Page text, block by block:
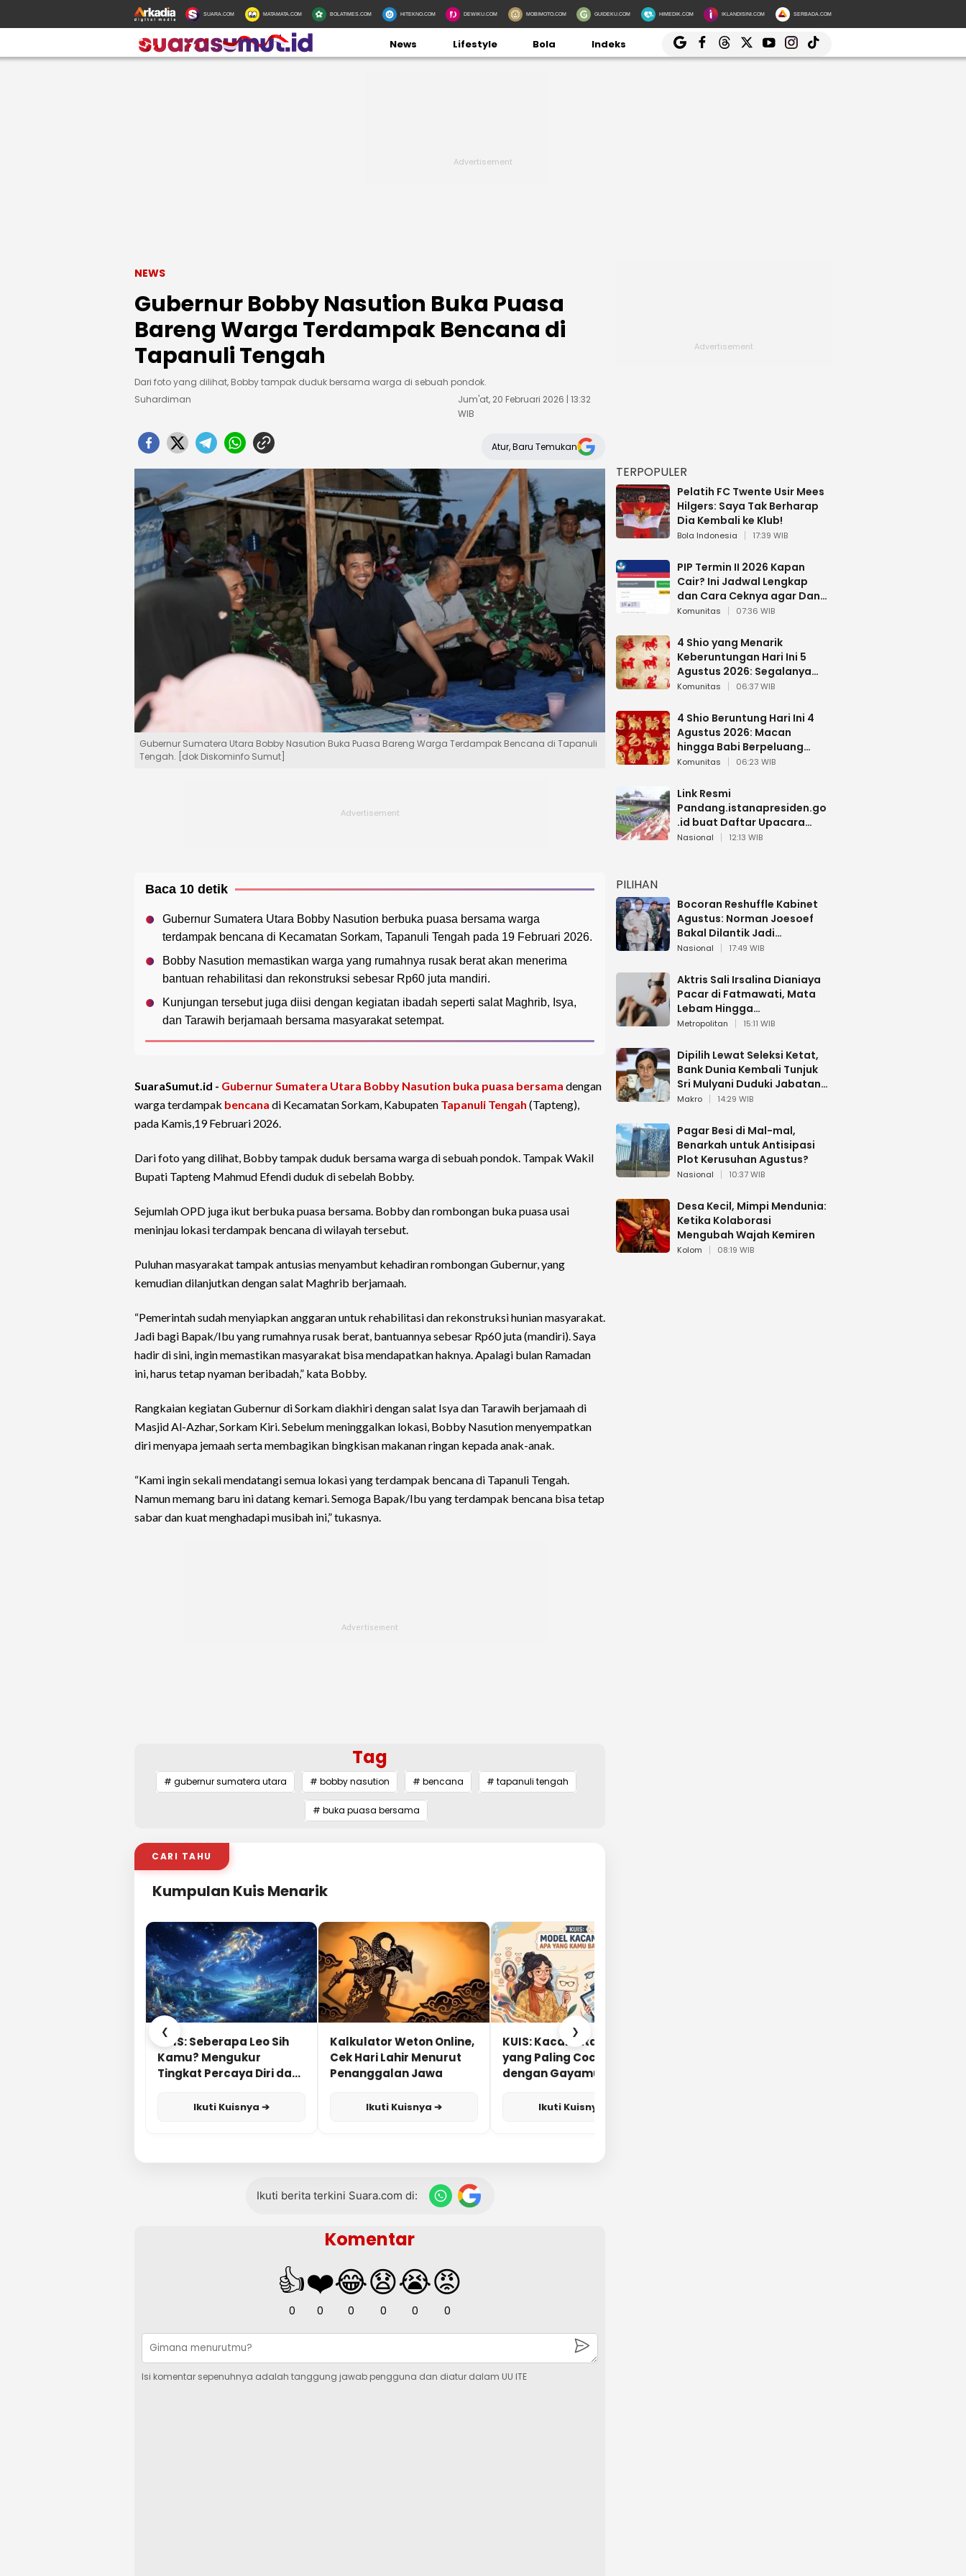
SUARA.COM MATAMATA.COM BOLATIMES.COM HITEKNO.COM DEWIKU.COM MOBIMOTO.COM GUIDEKU.COM HIMEDIK.COM IKLANDISINI.COM SERBADA.COM
News Lifestyle Bola Indeks
NEWS
Gubernur Bobby Nasution Buka Puasa
Bareng Warga Terdampak Bencana di
Tapanuli Tengah
Dari foto yang dilihat, Bobby tampak duduk bersama warga di sebuah pondok.
Suhardiman
Jum'at, 20 Februari 2026 | 13:32
WIB
Atur, Baru Temukan
Gubernur Sumatera Utara Bobby Nasution Buka Puasa Bareng Warga Terdampak Bencana di Tapanuli
Tengah. [dok Diskominfo Sumut]
Baca 10 detik
Gubernur Sumatera Utara Bobby Nasution berbuka puasa bersama warga
terdampak bencana di Kecamatan Sorkam, Tapanuli Tengah pada 19 Februari 2026.
Bobby Nasution memastikan warga yang rumahnya rusak berat akan menerima
bantuan rehabilitasi dan rekonstruksi sebesar Rp60 juta mandiri.
Kunjungan tersebut juga diisi dengan kegiatan ibadah seperti salat Maghrib, Isya,
dan Tarawih berjamaah bersama masyarakat setempat.
SuaraSumut.id - Gubernur Sumatera Utara Bobby Nasution buka puasa bersama dengan
warga terdampak bencana di Kecamatan Sorkam, Kabupaten Tapanuli Tengah (Tapteng),
pada Kamis,19 Februari 2026.
Dari foto yang dilihat, Bobby tampak duduk bersama warga di sebuah pondok. Tampak Wakil
Bupati Tapteng Mahmud Efendi duduk di sebelah Bobby.
Sejumlah OPD juga ikut berbuka puasa bersama. Bobby dan rombongan buka puasa usai
meninjau lokasi terdampak bencana di wilayah tersebut.
Puluhan masyarakat tampak antusias menyambut kehadiran rombongan Gubernur, yang
kemudian dilanjutkan dengan salat Maghrib berjamaah.
“Pemerintah sudah menyiapkan anggaran untuk rehabilitasi dan rekonstruksi hunian masyarakat.
Jadi bagi Bapak/Ibu yang rumahnya rusak berat, bantuannya sebesar Rp60 juta (mandiri). Saya
hadir di sini, ingin memastikan masyarakat bisa mendapatkan haknya. Apalagi bulan Ramadan
ini, harus tetap nyaman beribadah,” kata Bobby.
Rangkaian kegiatan Gubernur di Sorkam diakhiri dengan salat Isya dan Tarawih berjamaah di
Masjid Al-Azhar, Sorkam Kiri. Sebelum meninggalkan lokasi, Bobby Nasution menyempatkan
diri menyapa jemaah serta membagikan bingkisan makanan ringan kepada anak-anak.
“Kami ingin sekali mendatangi semua lokasi yang terdampak bencana di Tapanuli Tengah.
Namun memang baru ini datang kemari. Semoga Bapak/Ibu yang terdampak bencana bisa tetap
sabar dan kuat menghadapi musibah ini,” tukasnya.
Tag
# gubernur sumatera utara # bobby nasution # bencana # tapanuli tengah
# buka puasa bersama
CARI TAHU
Kumpulan Kuis Menarik
❮
KUIS: Seberapa Leo Sih
Kamu? Mengukur
Tingkat Percaya Diri dan
Ikuti Kuisnya ➔
Kalkulator Weton Online,
Cek Hari Lahir Menurut
Penanggalan Jawa
Ikuti Kuisnya ➔
KUIS: Kacamata Apa
yang Paling Cocok
dengan Gayamu?
Ikuti Kuisnya ➔
❯
Ikuti berita terkini Suara.com di:
Komentar
👍
0
❤️
0
😂
0
😧
0
😭
0
😡
0
Isi komentar sepenuhnya adalah tanggung jawab pengguna dan diatur dalam UU ITE
TERPOPULER
Pelatih FC Twente Usir Mees
Hilgers: Saya Tak Berharap
Dia Kembali ke Klub!
Bola Indonesia 17:39 WIB
PIP Termin II 2026 Kapan
Cair? Ini Jadwal Lengkap
dan Cara Ceknya agar Dana
Tidak Hangus!
Komunitas 07:36 WIB
4 Shio yang Menarik
Keberuntungan Hari Ini 5
Agustus 2026: Segalanya
Berjalan Lancar
Komunitas 06:37 WIB
4 Shio Beruntung Hari Ini 4
Agustus 2026: Macan
hingga Babi Berpeluang
Dapat Kabar Baik
Komunitas 06:23 WIB
Link Resmi
Pandang.istanapresiden.go
.id buat Daftar Upacara
Bendera HUT RI di Istana
Nasional 12:13 WIB
PILIHAN
Bocoran Reshuffle Kabinet
Agustus: Norman Joesoef
Bakal Dilantik Jadi
Wamenhan RI
Nasional 17:49 WIB
Aktris Sali Irsalina Dianiaya
Pacar di Fatmawati, Mata
Lebam Hingga
Diselamatkan Polantas
Metropolitan 15:11 WIB
Dipilih Lewat Seleksi Ketat,
Bank Dunia Kembali Tunjuk
Sri Mulyani Duduki Jabatan
Strategis
Makro 14:29 WIB
Pagar Besi di Mal-mal,
Benarkah untuk Antisipasi
Plot Kerusuhan Agustus?
Nasional 10:37 WIB
Desa Kecil, Mimpi Mendunia:
Ketika Kolaborasi
Mengubah Wajah Kemiren
Kolom 08:19 WIB